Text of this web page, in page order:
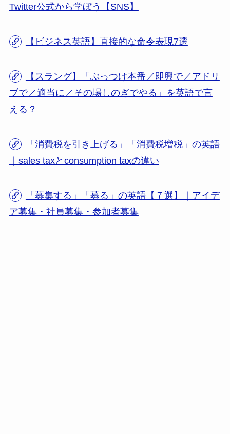
Twitter公式から学ぼう【SNS】
【ビジネス英語】直接的な命令表現7選
【スラング】「ぶっつけ本番／即興で／アドリ
ブで／適当に／その場しのぎでやる」を英語で言
える？
「消費税を引き上げる」「消費税増税」の英語
｜sales taxとconsumption taxの違い
「募集する」「募る」の英語【７選】｜アイデ
ア募集・社員募集・参加者募集